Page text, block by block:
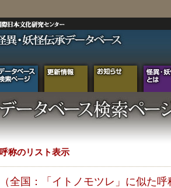
呼称のリスト表示
（全国：「イトノモツレ」に似た呼